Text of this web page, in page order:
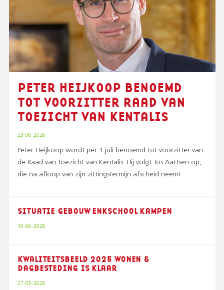
PETER HEIJKOOP BENOEMD
TOT VOORZITTER RAAD VAN
TOEZICHT VAN KENTALIS
23-06-2026
Peter Heijkoop wordt per 1 juli benoemd tot voorzitter van
de Raad van Toezicht van Kentalis. Hij volgt Jos Aartsen op,
die na afloop van zijn zittingstermijn afscheid neemt.
SITUATIE GEBOUW ENKSCHOOL KAMPEN
19-06-2026
KWALITEITSBEELD 2025 WONEN &
DAGBESTEDING IS KLAAR
27-05-2026